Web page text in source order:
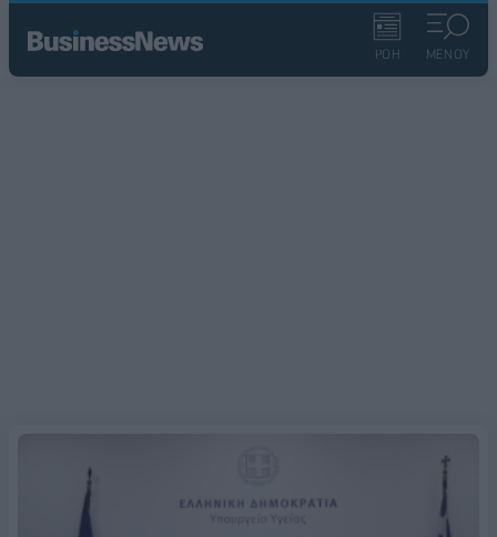
ΡΟΗ ΜΕΝΟΥ